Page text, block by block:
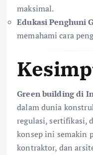
maksimal.
Edukasi Penghuni
memahami cara
Green building di
dalam dunia
regulasi, sertifikasi,
konsep ini semakin
kontraktor, dan